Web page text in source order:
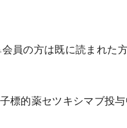
員の方は既に読まれた
標的薬セツキシマブ投